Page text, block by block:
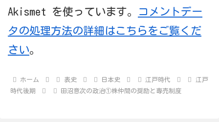
Akismet を使っています。
コメントデー
タの処理方法の詳細はこちらをご覧くだ
さい。
ホーム 表史 日本史 江戸時代
江戸
時代後期
田沼意次の政治①株仲間の奨励と専売制度